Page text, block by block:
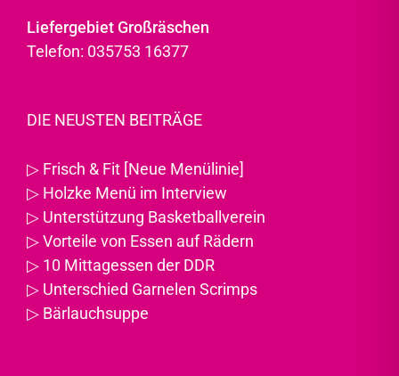
Liefergebiet Großräschen
Telefon: 035753 16377
DIE NEUSTEN BEITRÄGE
▷ Frisch & Fit [Neue Menülinie]
▷ Holzke Menü im Interview
▷ Unterstützung Basketballverein
▷Vorteile von Essen auf Rädern
▷ 10 Mittagessen der DDR
▷ Unterschied Garnelen Scrimps
▷ Bärlauchsuppe